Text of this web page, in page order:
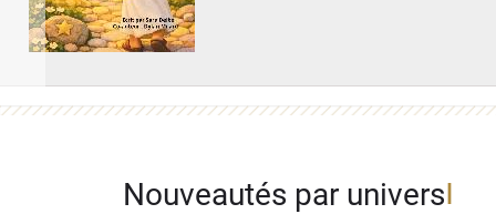
Nouveautés par univers